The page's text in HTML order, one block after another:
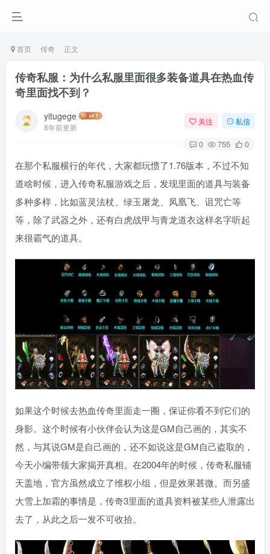
首页 传奇 正文
传奇私服：为什么私服里面很多装备道具在热血传
奇里面找不到？
yitugege
8年前更新
关注 私信
0 755 0
在那个私服横行的年代，大家都玩惯了1.76版本，不过不知
道啥时候，进入传奇私服游戏之后，发现里面的道具与装备
多种多样，比如蓝灵法杖、绿玉屠龙、凤凰飞、诅咒亡等
等，除了武器之外，还有白虎战甲与青龙道衣这样名字听起
来很霸气的道具。
如果这个时候去热血传奇里面走一圈，保证你看不到它们的
身影。这个时候有小伙伴会认为这是GM自己画的，其实不
然，与其说GM是自己画的，还不如说这是GM自己盗取的，
今天小编带领大家揭开真相。在2004年的时候，传奇私服铺
天盖地，官方虽然成立了维权小组，但是效果甚微。而另盛
大雪上加霜的事情是，传奇3里面的道具资料被某些人泄露出
去了，从此之后一发不可收拾。